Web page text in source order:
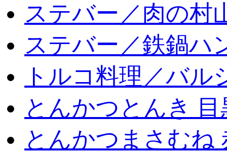
ステバー／肉の村
ステバー／鉄鍋ハ
トルコ料理／バル
とんかつとんき
とんかつまさむね